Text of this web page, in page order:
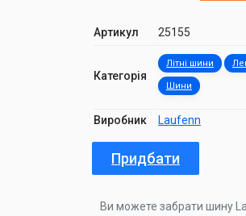
Артикул 25155
Категорія
Літні шини
Шини
Виробник Laufenn
Придбати
Ви можете забрати шину